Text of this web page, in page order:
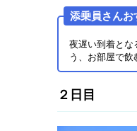
添乗員さん
夜遅い到着とな
う、お部屋で飲
２日目